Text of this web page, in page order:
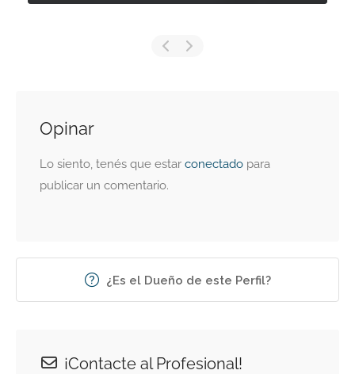
Opinar
Lo siento, tenés que estar conectado para
publicar un comentario.
¿Es el Dueño de este Perfil?
¡Contacte al Profesional!